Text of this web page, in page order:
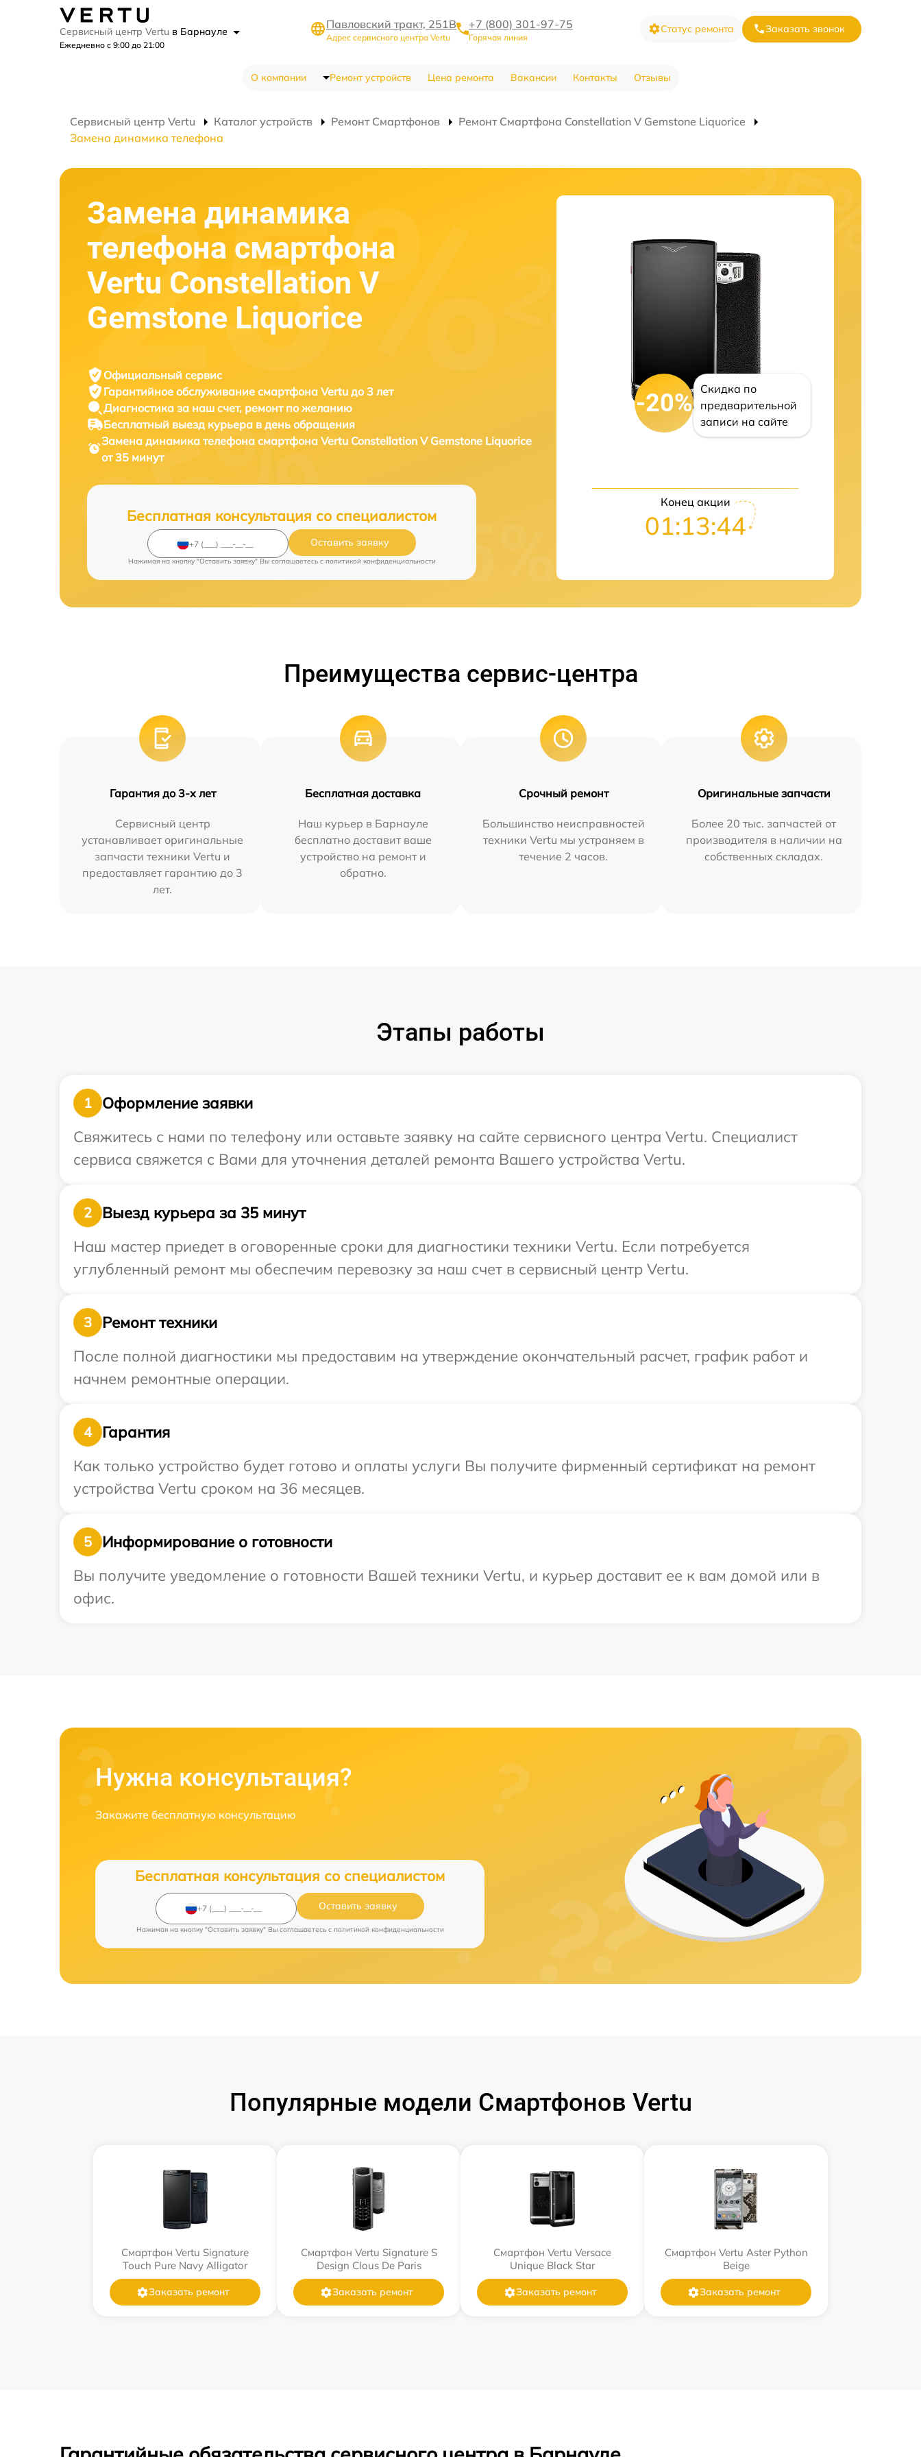
Сервисный центр Vertu в Барнауле
Ежедневно с 9:00 до 21:00
Павловский тракт, 251В
Адрес сервисного центра Vertu
+7 (800) 301-97-75
Горячая линия
Статус ремонта Заказать звонок
О компании Ремонт устройств Цена ремонта Вакансии Контакты Отзывы
Сервисный центр Vertu Каталог устройств Ремонт Смартфонов
Ремонт Смартфона Constellation V Gemstone Liquorice
Замена динамика телефона
Замена динамика
телефона смартфона
Vertu Constellation V
Gemstone Liquorice
Официальный сервис
Гарантийное обслуживание смартфона Vertu до 3 лет
Диагностика за наш счет, ремонт по желанию
Бесплатный выезд курьера в день обращения
Замена динамика телефона смартфона Vertu Constellation V Gemstone Liquorice
от 35 минут
Бесплатная консультация со специалистом
Оставить заявку
Нажимая на кнопку "Оставить заявку" Вы соглашаетесь c политикой конфиденциальности
-20%
Скидка по
предварительной
записи на сайте
Конец акции
01:13:43
Преимущества сервис-центра
Гарантия до 3-х лет
Сервисный центр
устанавливает оригинальные
запчасти техники Vertu и
предоставляет гарантию до 3
лет.
Бесплатная доставка
Наш курьер в Барнауле
бесплатно доставит ваше
устройство на ремонт и
обратно.
Срочный ремонт
Большинство неисправностей
техники Vertu мы устраняем в
течение 2 часов.
Оригинальные запчасти
Более 20 тыс. запчастей от
производителя в наличии на
собственных складах.
Этапы работы
1
Оформление заявки
Свяжитесь с нами по телефону или оставьте заявку на сайте сервисного центра Vertu. Специалист
сервиса свяжется с Вами для уточнения деталей ремонта Вашего устройства Vertu.
2
Выезд курьера за 35 минут
Наш мастер приедет в оговоренные сроки для диагностики техники Vertu. Если потребуется
углубленный ремонт мы обеспечим перевозку за наш счет в сервисный центр Vertu.
3
Ремонт техники
После полной диагностики мы предоставим на утверждение окончательный расчет, график работ и
начнем ремонтные операции.
4
Гарантия
Как только устройство будет готово и оплаты услуги Вы получите фирменный сертификат на ремонт
устройства Vertu сроком на 36 месяцев.
5
Информирование о готовности
Вы получите уведомление о готовности Вашей техники Vertu, и курьер доставит ее к вам домой или в
офис.
Нужна консультация?
Закажите бесплатную консультацию
Бесплатная консультация со специалистом
Оставить заявку
Нажимая на кнопку "Оставить заявку" Вы соглашаетесь c политикой конфиденциальности
Популярные модели Смартфонов Vertu
Смартфон Vertu Signature
Touch Pure Navy Alligator
Заказать ремонт
Смартфон Vertu Signature S
Design Clous De Paris
Заказать ремонт
Смартфон Vertu Versace
Unique Black Star
Заказать ремонт
Смартфон Vertu Aster Python
Beige
Заказать ремонт